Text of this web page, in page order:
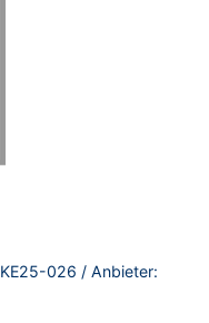
026 / Anbieter: